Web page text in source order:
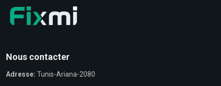
Nous contacter
Adresse: Tunis-Ariana-2080